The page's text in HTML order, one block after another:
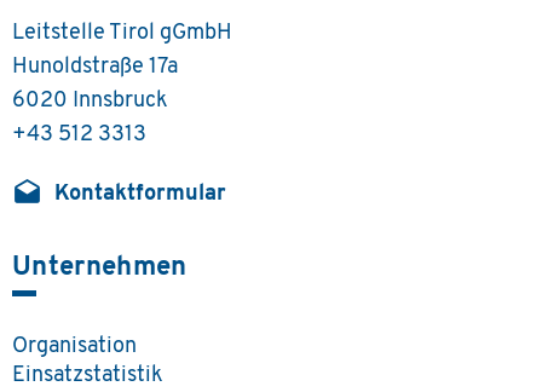
Leitstelle Tirol gGmbH
Hunoldstraße 17a
6020 Innsbruck
+43 512 3313
drafts Kontaktformular
Unternehmen
Organisation
Einsatzstatistik